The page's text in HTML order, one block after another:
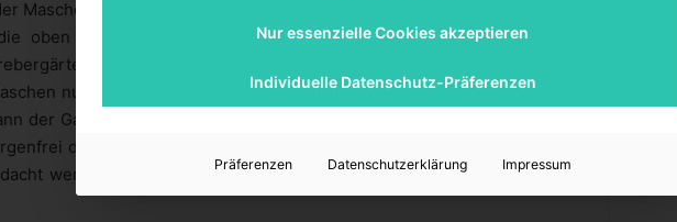
Maschendrahtzaun für die Teilung der einzelnen Parzellen notwendig.
oben beschriebene Lichtdurchlässigkeit, sondern erfüllt auch das
„Sehen und gesehen werden!“. Ihre mit liebe aufgezogenen
nur geschützt, aber keineswegs versteckt. Da es feine Maschen
der Gartenbesitzer entscheiden ob er vor Kleintieren schützen muss
durchsehen lassen kann. Bei der
werden, denn wenn der Zaun einmal steht, dann wäre die falsche
Nur essenzielle Cookies akzeptieren
Individuelle Datenschutz-Präferenzen
Präferenzen Datenschutzerklärung Impressum